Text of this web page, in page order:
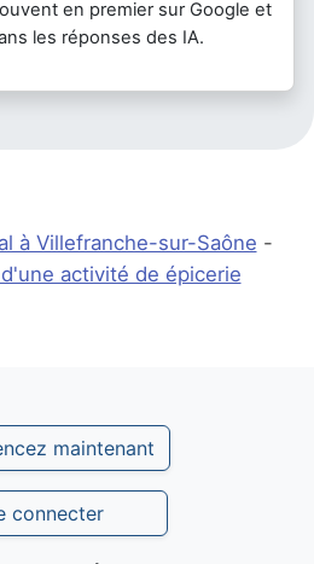
en premier sur Google et
les réponses des IA.
à Villefranche-sur-Saône -
activité de épicerie
maintenant
connecter